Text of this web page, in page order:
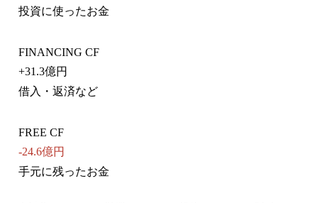
投資に使ったお金
FINANCING CF
+31.3億円
借入・返済など
FREE CF
-24.6億円
手元に残ったお金